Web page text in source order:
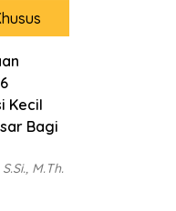
Kecil
Bagi
M.Th.